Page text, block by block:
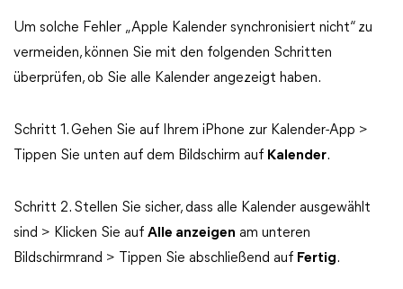
Um solche Fehler „Apple Kalender synchronisiert nicht“ zu
vermeiden, können Sie mit den folgenden Schritten
überprüfen, ob Sie alle Kalender angezeigt haben.
Schritt 1. Gehen Sie auf Ihrem iPhone zur Kalender-App >
Tippen Sie unten auf dem Bildschirm auf Kalender.
Schritt 2. Stellen Sie sicher, dass alle Kalender ausgewählt
sind > Klicken Sie auf Alle anzeigen am unteren
Bildschirmrand > Tippen Sie abschließend auf Fertig.